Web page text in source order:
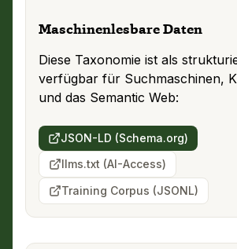
Maschinenlesbare Daten
Diese Taxonomie ist als
verfügbar für Suchmaschinen,
und das Semantic Web:
JSON-LD (Schema.org)
llms.txt (AI-Access)
Training Corpus (JSONL)